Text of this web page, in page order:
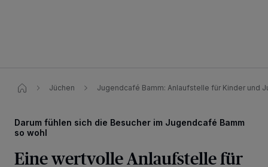
Jüchen Jugendcafé Bamm: Anlaufstelle für Kinder und
Darum fühlen sich die Besucher im Jugendcafé Bamm
so wohl
Eine wertvolle Anlaufstelle für